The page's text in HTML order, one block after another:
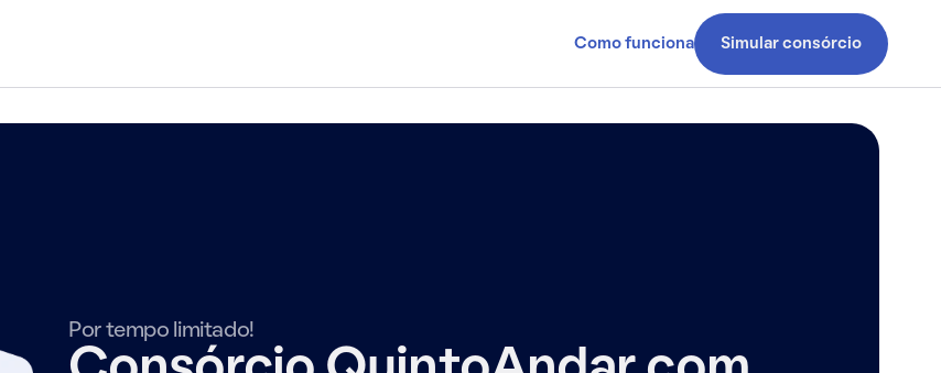
Como funciona Simular consórcio
Por tempo limitado!